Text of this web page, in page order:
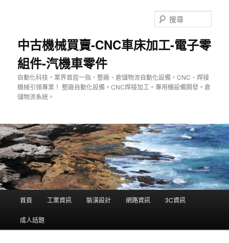
中古機械買賣-CNC車床加工-電子零
組件-汽機車零件
自動化科技，業界首屈一指，整廠、倉儲物流自動化設備，CNC、焊接
機械引領專業！ 整廠自動化設備。CNC焊接加工。專用機設備開發。倉
儲物流系統。
尋
單
首頁 工業資訊 裝潢設計 網路資訊 3C資訊
成人話題